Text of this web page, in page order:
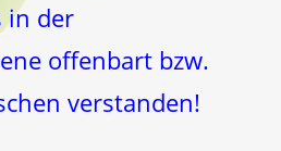
in der
offenbart bzw.
verstanden!